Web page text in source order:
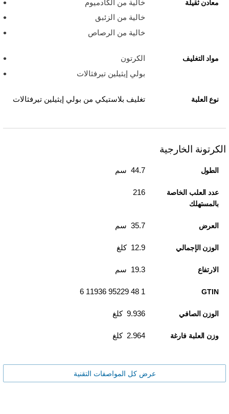
معادن ثقيلة
خالية من الكادميوم
خالية من الزئبق
خالية من الرصاص
مواد التغليف
الكرتون
بولي إيثيلين تيرفثالات
نوع العلبة تغليف بلاستيكي من بولي إيثيلين تيرفثالات
الكرتونة الخارجية
الطول 44.7 سم
عدد العلب الخاصة
بالمستهلك
216
العرض 35.7 سم
الوزن الإجمالي 12.9 كلغ
الارتفاع 19.3 سم
GTIN
1 48 95229 11936 6
الوزن الصافي 9.936 كلغ
وزن العلبة فارغة 2.964 كلغ
عرض كل المواصفات التقنية